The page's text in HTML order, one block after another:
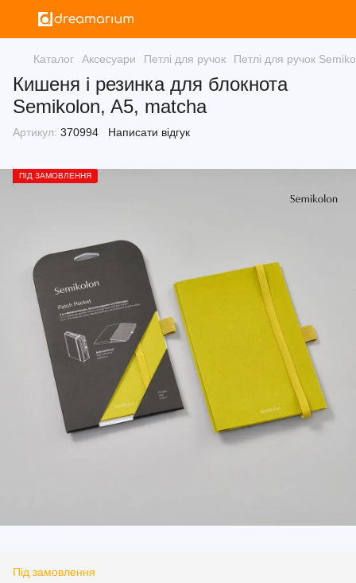
Каталог Аксесуари Петлі для ручок Петлі для ручок
Кишеня і резинка для блокнота
Semikolon, A5, matcha
Артикул: 370994 Написати відгук
ПІД ЗАМОВЛЕННЯ
Під замовлення